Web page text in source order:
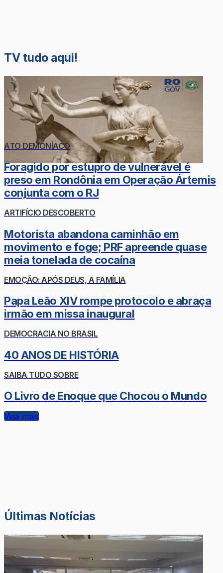
TV tudo aqui!
ATO DEMONÍACO
Foragido por estupro de vulnerável é
preso em Rondônia em Operação Ártemis
conjunta com o RJ
ARTIFÍCIO DESCOBERTO
Motorista abandona caminhão em
movimento e foge; PRF apreende quase
meia tonelada de cocaína
EMOÇÃO: APÓS DEUS, A FAMÍLIA
Papa Leão XIV rompe protocolo e abraça
irmão em missa inaugural
DEMOCRACIA NO BRASIL
40 ANOS DE HISTÓRIA
SAIBA TUDO SOBRE
O Livro de Enoque que Chocou o Mundo
Veja mais
Últimas Notícias